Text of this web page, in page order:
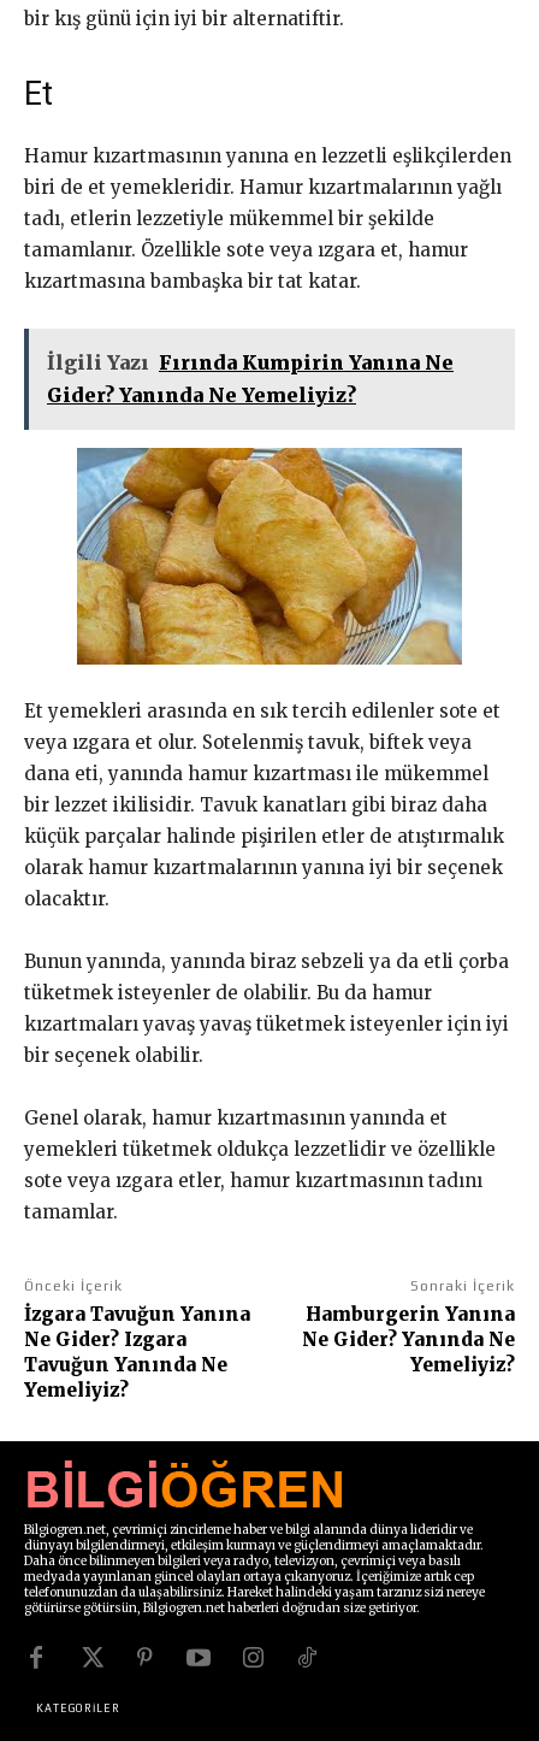
bir kış günü için iyi bir alternatiftir.
Et
Hamur kızartmasının yanına en lezzetli eşlikçilerden
biri de et yemekleridir. Hamur kızartmalarının yağlı
tadı, etlerin lezzetiyle mükemmel bir şekilde
tamamlanır. Özellikle sote veya ızgara et, hamur
kızartmasına bambaşka bir tat katar.
İlgili Yazı Fırında Kumpirin Yanına Ne
Gider? Yanında Ne Yemeliyiz?
Et yemekleri arasında en sık tercih edilenler sote et
veya ızgara et olur. Sotelenmiş tavuk, biftek veya
dana eti, yanında hamur kızartması ile mükemmel
bir lezzet ikilisidir. Tavuk kanatları gibi biraz daha
küçük parçalar halinde pişirilen etler de atıştırmalık
olarak hamur kızartmalarının yanına iyi bir seçenek
olacaktır.
Bunun yanında, yanında biraz sebzeli ya da etli çorba
tüketmek isteyenler de olabilir. Bu da hamur
kızartmaları yavaş yavaş tüketmek isteyenler için iyi
bir seçenek olabilir.
Genel olarak, hamur kızartmasının yanında et
yemekleri tüketmek oldukça lezzetlidir ve özellikle
sote veya ızgara etler, hamur kızartmasının tadını
tamamlar.
Önceki İçerik
İzgara Tavuğun Yanına
Ne Gider? Izgara
Tavuğun Yanında Ne
Yemeliyiz?
Sonraki İçerik
Hamburgerin Yanına
Ne Gider? Yanında Ne
Yemeliyiz?
Bilgiogren.net, çevrimiçi zincirleme haber ve bilgi alanında dünya lideridir ve
dünyayı bilgilendirmeyi, etkileşim kurmayı ve güçlendirmeyi amaçlamaktadır.
Daha önce bilinmeyen bilgileri veya radyo, televizyon, çevrimiçi veya basılı
medyada yayınlanan güncel olayları ortaya çıkarıyoruz. İçeriğimize artık cep
telefonunuzdan da ulaşabilirsiniz. Hareket halindeki yaşam tarzınız sizi nereye
götürürse götürsün, Bilgiogren.net haberleri doğrudan size getiriyor.
KATEGORİLER